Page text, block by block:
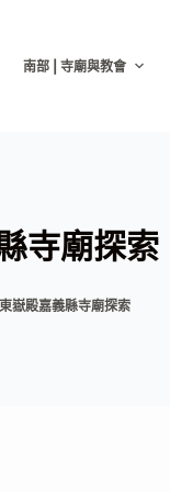
南部 | 寺廟與教會
寺廟探索
東嶽殿嘉義縣寺廟探索